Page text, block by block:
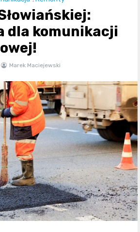
dla komunikacji
Marek Maciejewski